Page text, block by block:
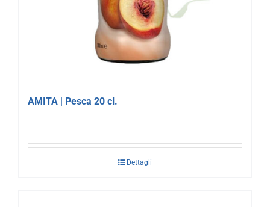
AMITA | Pesca 20 cl.
Dettagli